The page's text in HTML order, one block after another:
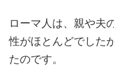
ローマ人は、親や夫
性がほとんどでした
たのです。